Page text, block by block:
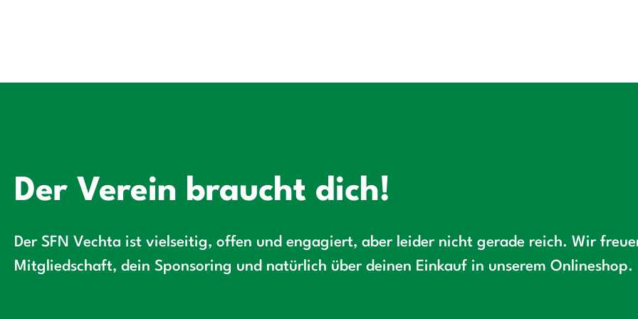
Der Verein braucht dich!
Der SFN Vechta ist vielseitig, offen und engagiert, aber leider nicht gerade reich. Wir
Mitgliedschaft, dein Sponsoring und natürlich über deinen Einkauf in unserem Onlineshop.